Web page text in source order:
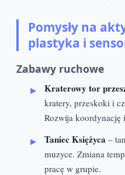
Pomysły na
plastyka i
Zabawy ruchowe
Kraterowy tor
kratery, przeskoki i
Rozwija koordynację
Taniec Księżyca –
muzyce. Zmiana
pracę w grupie.